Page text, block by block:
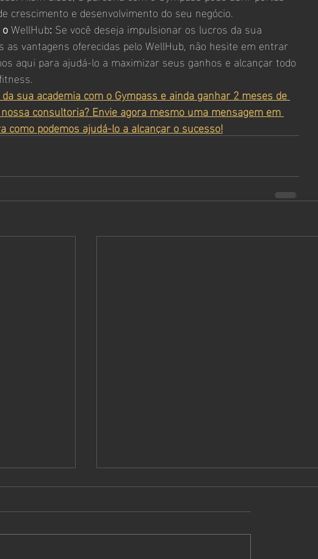
crescimento e desenvolvimento do seu negócio.
WellHub: Se você deseja impulsionar os lucros da sua
as vantagens oferecidas pelo WellHub, não hesite em entrar
aqui para ajudá-lo a maximizar seus ganhos e alcançar todo
sua academia com o Gympass e ainda ganhar 2 meses de
consultoria? Envie agora mesmo uma mensagem em
como podemos ajudá-lo a alcançar o sucesso!